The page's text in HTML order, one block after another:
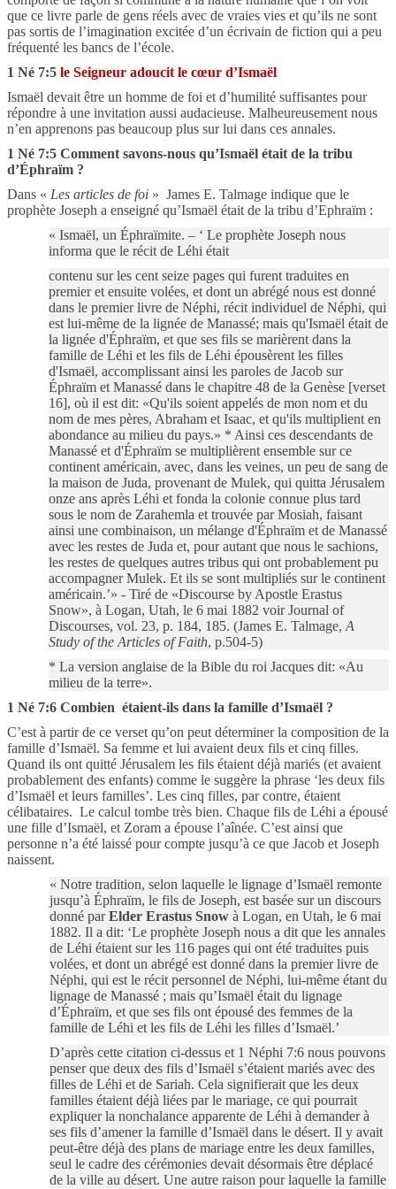
que ce livre parle de gens réels avec de vraies vies et qu’ils ne sont
pas sortis de l’imagination excitée d’un écrivain de fiction qui a peu
fréquenté les bancs de l’école.
1 Né 7:5 le Seigneur adoucit le cœur d’Ismaël
Ismaël devait être un homme de foi et d’humilité suffisantes pour
répondre à une invitation aussi audacieuse. Malheureusement nous
n’en apprenons pas beaucoup plus sur lui dans ces annales.
1 Né 7:5 Comment savons-nous qu’Ismaël était de la tribu
d’Éphraïm ?
Dans « Les articles de foi » James E. Talmage indique que le
prophète Joseph a enseigné qu’Ismaël était de la tribu d’Ephraïm :
« Ismaël, un Éphraïmite. – ‘ Le prophète Joseph nous
informa que le récit de Léhi était
contenu sur les cent seize pages qui furent traduites en
premier et ensuite volées, et dont un abrégé nous est donné
dans le premier livre de Néphi, récit individuel de Néphi, qui
est lui-même de la lignée de Manassé; mais qu'Ismaël était de
la lignée d'Éphraïm, et que ses fils se marièrent dans la
famille de Léhi et les fils de Léhi épousèrent les filles
d'Ismaël, accomplissant ainsi les paroles de Jacob sur
Éphraïm et Manassé dans le chapitre 48 de la Genèse [verset
16], où il est dit: «Qu'ils soient appelés de mon nom et du
nom de mes pères, Abraham et Isaac, et qu'ils multiplient en
abondance au milieu du pays.» * Ainsi ces descendants de
Manassé et d'Éphraïm se multiplièrent ensemble sur ce
continent américain, avec, dans les veines, un peu de sang de
la maison de Juda, provenant de Mulek, qui quitta Jérusalem
onze ans après Léhi et fonda la colonie connue plus tard
sous le nom de Zarahemla et trouvée par Mosiah, faisant
ainsi une combinaison, un mélange d'Éphraïm et de Manassé
avec les restes de Juda et, pour autant que nous le sachions,
les restes de quelques autres tribus qui ont probablement pu
accompagner Mulek. Et ils se sont multipliés sur le continent
américain.’» - Tiré de «Discourse by Apostle Erastus
Snow», à Logan, Utah, le 6 mai 1882 voir Journal of
Discourses, vol. 23, p. 184, 185.(James E. Talmage,A
Study of the Articles of Faith, p.504-5)
* La version anglaise de la Bible du roi Jacques dit: «Au
milieu de la terre».
1 Né 7:6 Combien étaient-ils dans la famille d’Ismaël ?
C’est à partir de ce verset qu’on peut déterminer la composition de la
famille d’Ismaël. Sa femme et lui avaient deux fils et cinq filles.
Quand ils ont quitté Jérusalem les fils étaient déjà mariés (et avaient
probablement des enfants) comme le suggère la phrase ‘les deux fils
d’Ismaël et leurs familles’. Les cinq filles, par contre, étaient
célibataires. Le calcul tombe très bien. Chaque fils de Léhi a épousé
une fille d’Ismaël, et Zoram a épouse l’aînée. C’est ainsi que
personne n’a été laissé pour compte jusqu’à ce que Jacob et Joseph
naissent.
« Notre tradition, selon laquelle le lignage d’Ismaël remonte
jusqu’à Éphraïm, le fils de Joseph, est basée sur un discours
donné parElder Erastus Snow à Logan, en Utah, le 6 mai
1882. Il a dit: ‘Le prophète Joseph nous a dit que les annales
de Léhi étaient sur les 116 pages qui ont été traduites puis
volées, et dont un abrégé est donné dans la premier livre de
Néphi, qui est le récit personnel de Néphi, lui-même étant du
lignage de Manassé ; mais qu’Ismaël était du lignage
d’Éphraïm, et que ses fils ont épousé des femmes de la
famille de Léhi et les fils de Léhi les filles d’Ismaël.’
D’après cette citation ci-dessus et 1 Néphi 7:6 nous pouvons
penser que deux des fils d’Ismaël s’étaient mariés avec des
filles de Léhi et de Sariah. Cela signifierait que les deux
familles étaient déjà liées par le mariage, ce qui pourrait
expliquer la nonchalance apparente de Léhi à demander à
ses fils d’amener la famille d’Ismaël dans le désert. Il y avait
peut-être déjà des plans de mariage entre les deux familles,
seul le cadre des cérémonies devait désormais être déplacé
de la ville au désert. Une autre raison pour laquelle la famille